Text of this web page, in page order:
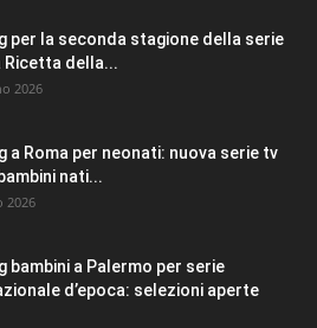
per la seconda stagione della serie
Ricetta della...
2026
a Roma per neonati: nuova serie tv
nati...
2026
bambini a Palermo per serie
d’epoca: selezioni aperte